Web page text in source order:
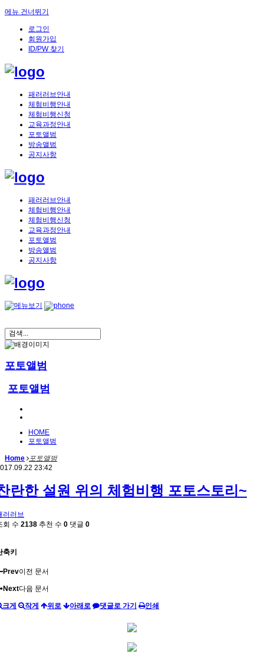
메뉴 건너뛰기
로그인
회원가입
ID/PW 찾기
패러러브안내
체험비행안내
체험비행신청
교육과정안내
포토앨범
방송앨범
공지사항
패러러브안내
체험비행안내
체험비행신청
교육과정안내
포토앨범
방송앨범
공지사항
포토앨범
포토앨범
HOME
포토앨범
Home
포토앨범
23:42
란한 설원 위의 체험비행 포토스토리~
러러브
회 수 2138 추천 수 0 댓글 0
축키
Prev이전 문서
Next다음 문서
크게 작게 위로 아래로 댓글로 가기 인쇄